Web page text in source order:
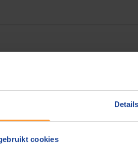
Details
cookies
Telefoonnummer